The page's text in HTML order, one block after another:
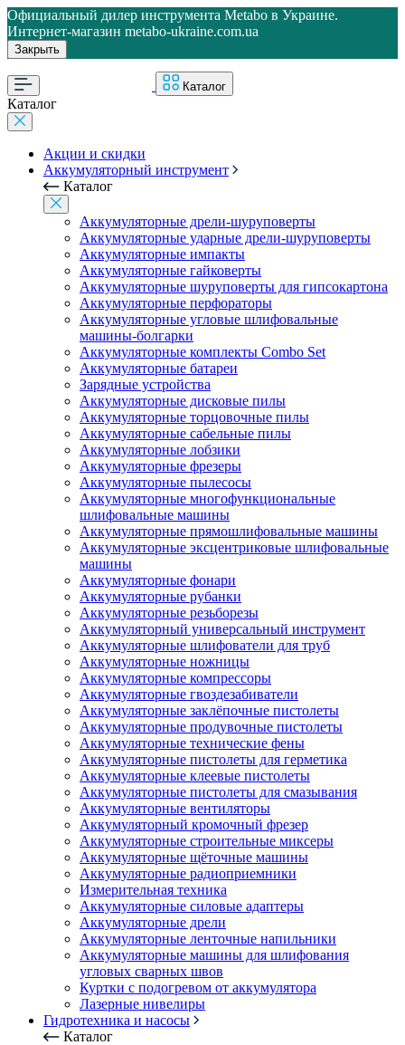
Официальный дилер инструмента Metabo в Украине.
Интернет-магазин metabo-ukraine.com.ua
Закрыть
Каталог
Каталог
Акции и скидки
Аккумуляторный инструмент
Каталог
Аккумуляторные дрели-шуруповерты
Аккумуляторные ударные дрели-шуруповерты
Аккумуляторные импакты
Аккумуляторные гайковерты
Аккумуляторные шуруповерты для гипсокартона
Аккумуляторные перфораторы
Аккумуляторные угловые шлифовальные
машины-болгарки
Аккумуляторные комплекты Combo Set
Аккумуляторные батареи
Зарядные устройства
Аккумуляторные дисковые пилы
Аккумуляторные торцовочные пилы
Аккумуляторные сабельные пилы
Аккумуляторные лобзики
Аккумуляторные фрезеры
Аккумуляторные пылесосы
Аккумуляторные многофункциональные
шлифовальные машины
Аккумуляторные прямошлифовальные машины
Аккумуляторные эксцентриковые шлифовальные
машины
Аккумуляторные фонари
Аккумуляторные рубанки
Аккумуляторные резьборезы
Аккумуляторный универсальный инструмент
Аккумуляторные шлифователи для труб
Аккумуляторные ножницы
Аккумуляторные компрессоры
Аккумуляторные гвоздезабиватели
Аккумуляторные заклёпочные пистолеты
Аккумуляторные продувочные пистолеты
Аккумуляторные технические фены
Аккумуляторные пистолеты для герметика
Аккумуляторные клеевые пистолеты
Аккумуляторные пистолеты для смазывания
Аккумуляторные вентиляторы
Аккумуляторный кромочный фрезер
Аккумуляторные строительные миксеры
Аккумуляторные щёточные машины
Аккумуляторные радиоприемники
Измерительная техника
Аккумуляторные силовые адаптеры
Аккумуляторные дрели
Аккумуляторные ленточные напильники
Аккумуляторные машины для шлифования
угловых сварных швов
Куртки с подогревом от аккумулятора
Лазерные нивелиры
Гидротехника и насосы
Каталог